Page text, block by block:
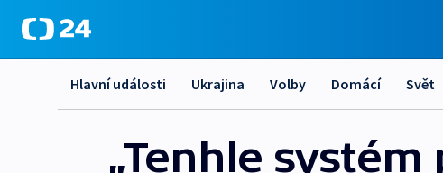
Hlavní události Ukrajina Volby Domácí Svět
„Tenhle